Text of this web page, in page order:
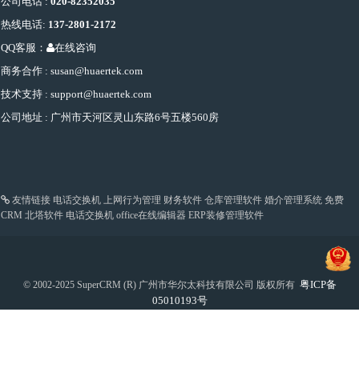
热线电话: 137-2801-2172
QQ客服：
在线咨询
商务合作 : susan@huaertek.com
技术支持 : support@huaertek.com
公司地址 : 广州市天河区灵山东路6号五楼560房
友情链接 电话交换机 上网行为管理 财务软件 仓库管理软件 婚介管理系统 免费
CRM 北塔软件 电话交换机 office在线编辑器 ERP装修管理软件
© 2002-2025 SuperCRM (R) 广州市华尔太科技有限公司 版权所有 粤ICP备
05010193号